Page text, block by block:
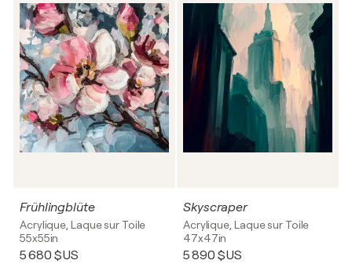
Frühlingblüte
Acrylique, Laque sur Toile
55x55in
5 680 $US
Skyscraper
Acrylique, Laque sur Toile
47x47in
5 890 $US